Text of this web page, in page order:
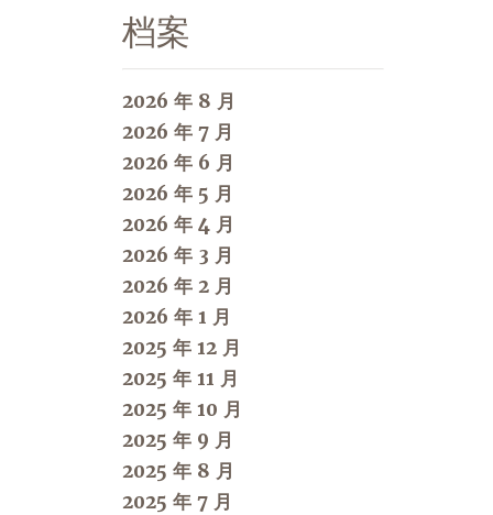
档案
2026 年 8 月
2026 年 7 月
2026 年 6 月
2026 年 5 月
2026 年 4 月
2026 年 3 月
2026 年 2 月
2026 年 1 月
2025 年 12 月
2025 年 11 月
2025 年 10 月
2025 年 9 月
2025 年 8 月
2025 年 7 月